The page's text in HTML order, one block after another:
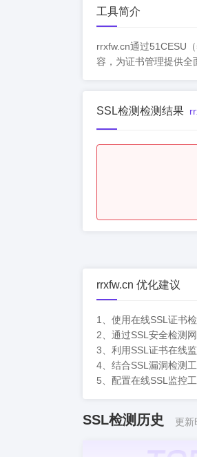
工具简介
rrxfw.cn通过51CESU
容，为证书管理提供全
SSL检测检测结果
rrxfw.cn 优化建议
1、使用在线SSL证书
2、通过SSL安全检测
3、利用SSL证书在线
4、结合SSL漏洞检测
5、配置在线SSL监控
SSL检测历史 更